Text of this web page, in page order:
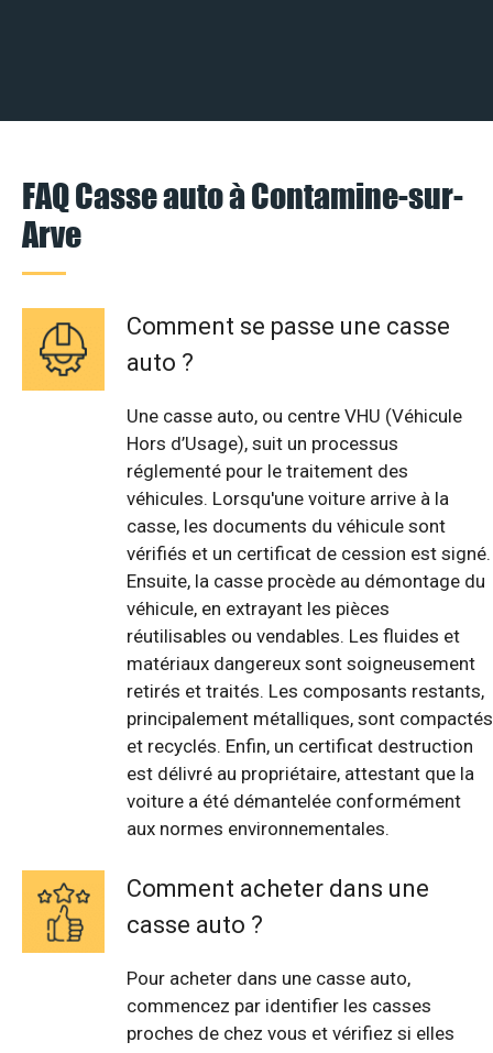
FAQ Casse auto à Contamine-sur-
Arve
Comment se passe une casse
auto ?
Une casse auto, ou centre VHU (Véhicule
Hors d’Usage), suit un processus
réglementé pour le traitement des
véhicules. Lorsqu'une voiture arrive à la
casse, les documents du véhicule sont
vérifiés et un certificat de cession est signé.
Ensuite, la casse procède au démontage du
véhicule, en extrayant les pièces
réutilisables ou vendables. Les fluides et
matériaux dangereux sont soigneusement
retirés et traités. Les composants restants,
principalement métalliques, sont compactés
et recyclés. Enfin, un certificat destruction
est délivré au propriétaire, attestant que la
voiture a été démantelée conformément
aux normes environnementales.
Comment acheter dans une
casse auto ?
Pour acheter dans une casse auto,
commencez par identifier les casses
proches de chez vous et vérifiez si elles